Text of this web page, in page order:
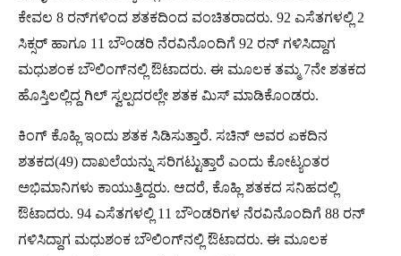
ಕೇವಲ 8 ರನ್​ಗಳಿಂದ ಶತಕದಿಂದ ವಂಚಿತರಾದರು. 92 ಎಸೆತಗಳಲ್ಲಿ 2
ಸಿಕ್ಸರ್ ಹಾಗೂ 11 ಬೌಂಡರಿ ನೆರವಿನೊಂದಿಗೆ 92 ರನ್​ ಗಳಿಸಿದ್ದಾಗ
ಮಧುಶಂಕ ಬೌಲಿಂಗ್​ನಲ್ಲಿ ಔಟಾದರು. ಈ ಮೂಲಕ ತಮ್ಮ 7ನೇ ಶತಕದ
ಹೊಸ್ತಿಲಲ್ಲಿದ್ದ ಗಿಲ್​ ಸ್ವಲ್ಪದರಲ್ಲೇ ಶತಕ ಮಿಸ್​ ಮಾಡಿಕೊಂಡರು.
ಕಿಂಗ್ ಕೊಹ್ಲಿ ಇಂದು ಶತಕ ಸಿಡಿಸುತ್ತಾರೆ. ಸಚಿನ್ ಅವರ ಏಕದಿನ
ಶತಕದ(49) ದಾಖಲೆಯನ್ನು ಸರಿಗಟ್ಟುತ್ತಾರೆ ಎಂದು ಕೋಟ್ಯಂತರ
ಅಭಿಮಾನಿಗಳು ಕಾಯುತ್ತಿದ್ದರು. ಆದರೆ, ಕೊಹ್ಲಿ ಶತಕದ ಸನಿಹದಲ್ಲಿ
ಔಟಾದರು. 94 ಎಸೆತಗಳಲ್ಲಿ 11 ಬೌಂಡರಿಗಳ ನೆರವಿನೊಂದಿಗೆ 88 ರನ್​
ಗಳಿಸಿದ್ದಾಗ ಮಧುಶಂಕ ಬೌಲಿಂಗ್​ನಲ್ಲಿ ಔಟಾದರು. ಈ ಮೂಲಕ